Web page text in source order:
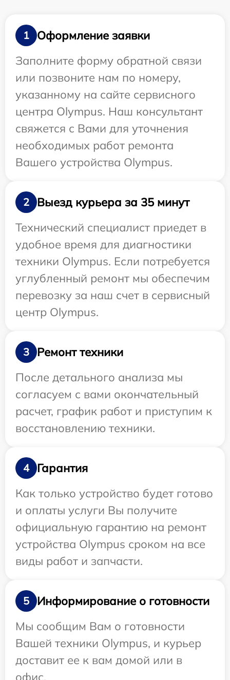
1
Оформление заявки
Заполните форму обратной связи
или позвоните нам по номеру,
указанному на сайте сервисного
центра Olympus. Наш консультант
свяжется с Вами для уточнения
необходимых работ ремонта
Вашего устройства Olympus.
2
Выезд курьера за 35 минут
Технический специалист приедет в
удобное время для диагностики
техники Olympus. Если потребуется
углубленный ремонт мы обеспечим
перевозку за наш счет в сервисный
центр Olympus.
3
Ремонт техники
После детального анализа мы
согласуем с вами окончательный
расчет, график работ и приступим к
восстановлению техники.
4
Гарантия
Как только устройство будет готово
и оплаты услуги Вы получите
официальную гарантию на ремонт
устройства Olympus сроком на все
виды работ и запчасти.
5
Информирование о готовности
Мы сообщим Вам о готовности
Вашей техники Olympus, и курьер
доставит ее к вам домой или в
офис.